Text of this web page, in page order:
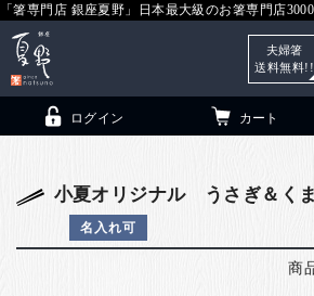
「箸専門店 銀座夏野」日本最大級のお箸専門店
箸（贈答用・自宅用）
ログイン カート
夫婦箸
送料無料!!
小夏オリジナル うさぎ＆く
名入れ可
商